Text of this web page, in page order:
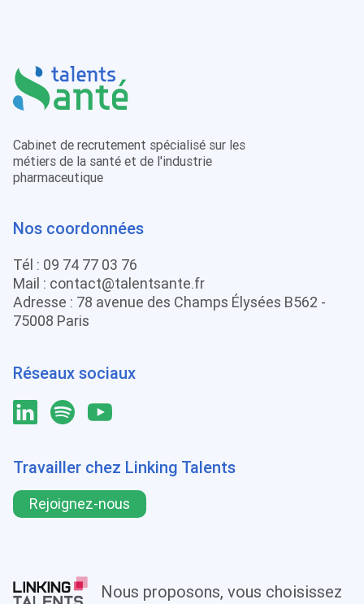
Cabinet de recrutement spécialisé sur les
métiers de la santé et de l'industrie
pharmaceutique
Nos coordonnées
Tél : 09 74 77 03 76
Mail : contact@talentsante.fr
Adresse : 78 avenue des Champs Élysées B562 -
75008 Paris
Réseaux sociaux
Travailler chez Linking Talents
Rejoignez-nous
Nous proposons, vous choisissez